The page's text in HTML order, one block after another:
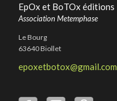
EpOx et BoTOx éditions
Association Metemphase
Le Bourg
63640 Biollet
epoxetbotox@gmail.com